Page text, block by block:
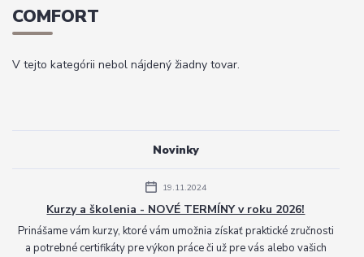
COMFORT
V tejto kategórii nebol nájdený žiadny tovar.
Novinky
19.11.2024
Kurzy a školenia - NOVÉ TERMÍNY v roku 2026!
Prinášame vám kurzy, ktoré vám umožnia získať praktické zručnosti
a potrebné certifikáty pre výkon práce či už pre vás alebo vašich